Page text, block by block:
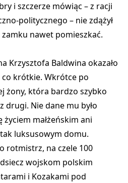
i szczerze mówiąc – z racji
politycznego – nie zdążył
nawet pomieszkać.
Krzysztofa Baldwina okazało
krótkie. Wkrótce po
żony, która bardzo szybko
drugi. Nie dane mu było
życiem małżeńskim ani
luksusowym domu.
rotmistrz, na czele 100
wojskom polskim
i Kozakami pod